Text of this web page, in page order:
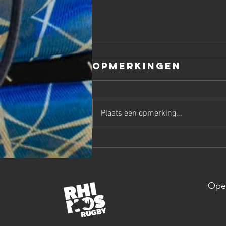
ZOMERKAMPEN
Opmerkingen
Plaats een opmerking...